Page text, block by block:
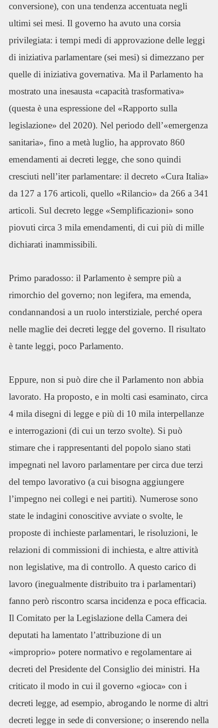
conversione), con una tendenza accentuata negli
ultimi sei mesi. Il governo ha avuto una corsia
privilegiata: i tempi medi di approvazione delle leggi
di iniziativa parlamentare (sei mesi) si dimezzano per
quelle di iniziativa governativa. Ma il Parlamento ha
mostrato una inesausta «capacità trasformativa»
(questa è una espressione del «Rapporto sulla
legislazione» del 2020). Nel periodo dell’«emergenza
sanitaria», fino a metà luglio, ha approvato 860
emendamenti ai decreti legge, che sono quindi
cresciuti nell’iter parlamentare: il decreto «Cura Italia»
da 127 a 176 articoli, quello «Rilancio» da 266 a 341
articoli. Sul decreto legge «Semplificazioni» sono
piovuti circa 3 mila emendamenti, di cui più di mille
dichiarati inammissibili.
Primo paradosso: il Parlamento è sempre più a
rimorchio del governo; non legifera, ma emenda,
condannandosi a un ruolo interstiziale, perché opera
nelle maglie dei decreti legge del governo. Il risultato
è tante leggi, poco Parlamento.
Eppure, non si può dire che il Parlamento non abbia
lavorato. Ha proposto, e in molti casi esaminato, circa
4 mila disegni di legge e più di 10 mila interpellanze
e interrogazioni (di cui un terzo svolte). Si può
stimare che i rappresentanti del popolo siano stati
impegnati nel lavoro parlamentare per circa due terzi
del tempo lavorativo (a cui bisogna aggiungere
l’impegno nei collegi e nei partiti). Numerose sono
state le indagini conoscitive avviate o svolte, le
proposte di inchieste parlamentari, le risoluzioni, le
relazioni di commissioni di inchiesta, e altre attività
non legislative, ma di controllo. A questo carico di
lavoro (inegualmente distribuito tra i parlamentari)
fanno però riscontro scarsa incidenza e poca efficacia.
Il Comitato per la Legislazione della Camera dei
deputati ha lamentato l’attribuzione di un
«improprio» potere normativo e regolamentare ai
decreti del Presidente del Consiglio dei ministri. Ha
criticato il modo in cui il governo «gioca» con i
decreti legge, ad esempio, abrogando le norme di altri
decreti legge in sede di conversione; o inserendo nella